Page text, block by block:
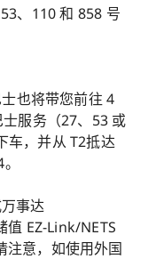
、110 和 858 号
也将带您前往 4
服务（27、53 或
车，并从 T2抵达
事达
值 EZ-Link/NETS
注意，如使用外国